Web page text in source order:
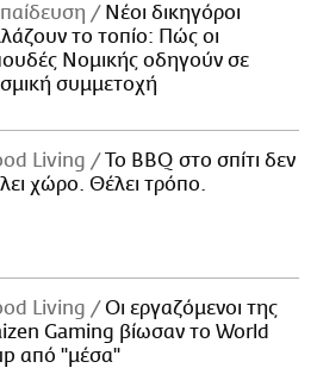
Νέοι δικηγόροι
το τοπίο: Πώς οι
Νομικής οδηγούν σε
συμμετοχή
Living
Το BBQ στο σπίτι δεν
χώρο. Θέλει τρόπο.
Living
Οι εργαζόμενοι της
Gaming βίωσαν το World
από "μέσα"